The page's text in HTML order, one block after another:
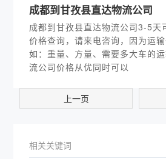
成都到甘孜县直达物流公司
成都到甘孜县直达物流公司3-5天
价格查询，请来电咨询，因为运
如：重量、方量、需要多大车的
流公司价格从优同时可以
上一页
相关关键词